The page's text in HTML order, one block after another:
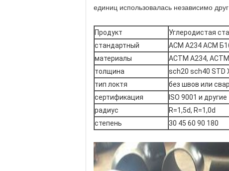
единиц использовалась независимо
Продукт
Углеродистая
стандартный
АСМ А234 АСМ
материалы
АСТМ A234,
толщина
sch20 sch40 STD
тип локтя
без швов или
сертификация
ISO 9001 и другие
радиус
R=1,5d, R=1,0d
степень
30 45 60 90 180